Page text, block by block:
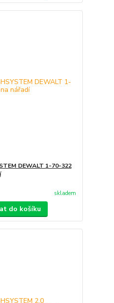
DEWALT 1-70-322
skladem
do košíku